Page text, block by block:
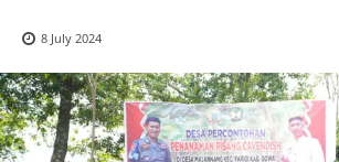
8 July 2024